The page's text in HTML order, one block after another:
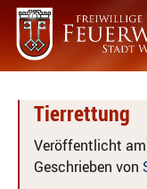
Tierrettung
Veröffentlicht
Geschrieben von